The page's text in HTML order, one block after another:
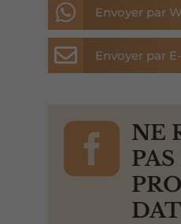
 Envoyer par
 Envoyer par

NE